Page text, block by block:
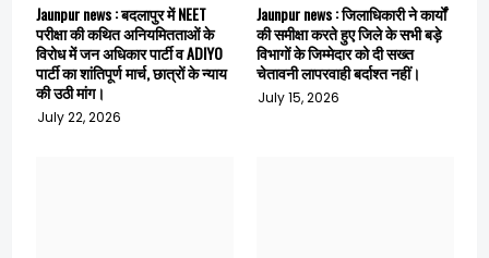
Jaunpur news : बदलापुर में NEET
परीक्षा की कथित अनियमितताओं के
विरोध में जन अधिकार पार्टी व ADIYO
पार्टी का शांतिपूर्ण मार्च, छात्रों के न्याय
की उठी मांग।
July 22, 2026
Jaunpur news : जिलाधिकारी ने कार्यों
की समीक्षा करते हुए जिले के सभी बड़े
विभागों के जिम्मेदार को दी सख्त
चेतावनी लापरवाही बर्दाश्त नहीं।
July 15, 2026